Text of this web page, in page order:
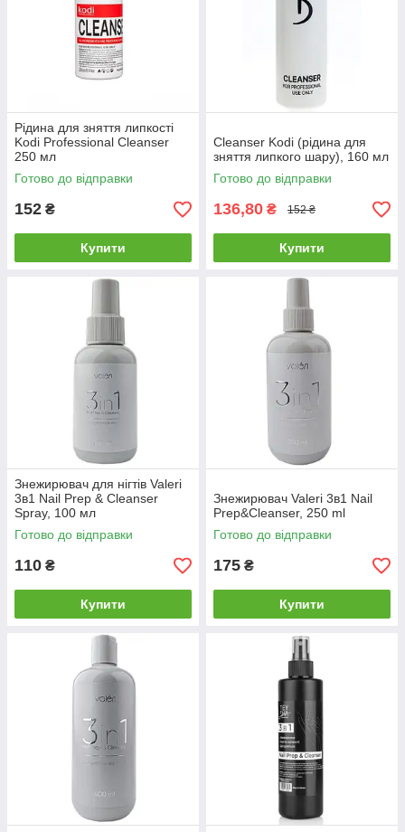
Рідина для зняття липкості
Kodi Professional Cleanser
250 мл
Готово до відправки
152 ₴
Купити
Cleanser Kodi (рідина для
зняття липкого шару), 160 мл
Готово до відправки
136,80 ₴ 152 ₴
Купити
Знежирювач для нігтів Valeri
3в1 Nail Prep & Cleanser
Spray, 100 мл
Готово до відправки
110 ₴
Купити
Знежирювач Valeri 3в1 Nail
Prep&Cleanser, 250 ml
Готово до відправки
175 ₴
Купити